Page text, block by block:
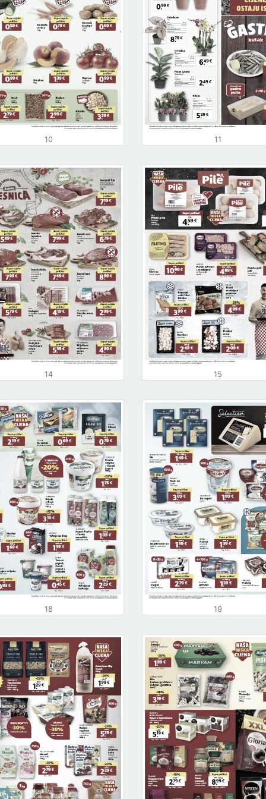
10 11
14 15
18 19